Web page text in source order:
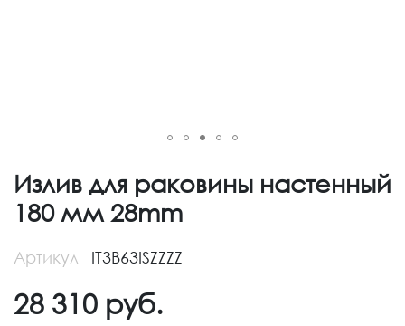
Излив для раковины настенный
180 мм 28mm
Артикул IT3B63ISZZZZ
28 310 руб.